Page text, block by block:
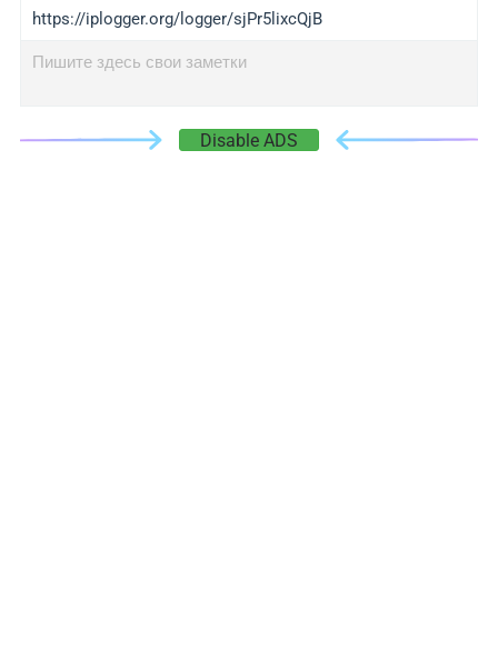
https://iplogger.org/logger/sjPr5lixcQjB
Пишите здесь свои заметки
Disable ADS